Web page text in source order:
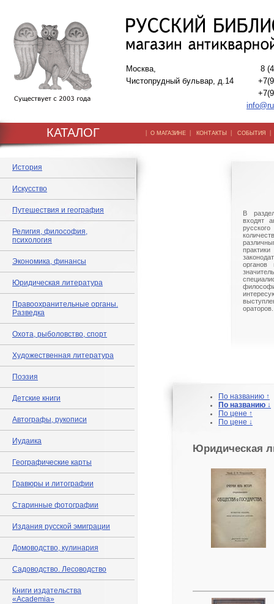
Москва,
Чистопрудный бульвар, д.14
8
КАТАЛОГ | О МАГАЗИНЕ | КОНТАКТЫ | СОБЫТИЯ
История
Искусство
Путешествия и география
Религия, философия,
психология
Экономика, финансы
Юридическая литература
Правоохранительные органы.
Разведка
Охота, рыболовство, спорт
Художественная литература
Поэзия
Детские книги
Автографы, рукописи
Иудаика
Географические карты
Гравюры и литографии
Старинные фотографии
Издания русской эмиграции
Домоводство, кулинария
Садоводство. Лесоводство
Книги издательства
«Academia»
В
входят
органов
ораторов.
По названию ↑
По названию ↓
По цене ↑
По цене ↓
Юридическая